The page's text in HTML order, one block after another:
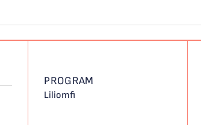
PROGRAM
Liliomfi